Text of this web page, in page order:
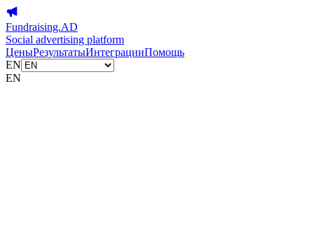
Fundraising.AD
Social advertising platform
ЦеныРезультатыИнтеграцииПомощь
EN
EN